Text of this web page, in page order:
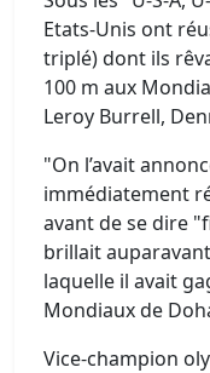
Etats-Unis ont
triplé) dont ils
100 m aux
Leroy Burrell,
"On l’avait
immédiatement
avant de se dire
brillait
laquelle il avait
Mondiaux de
Vice-champion